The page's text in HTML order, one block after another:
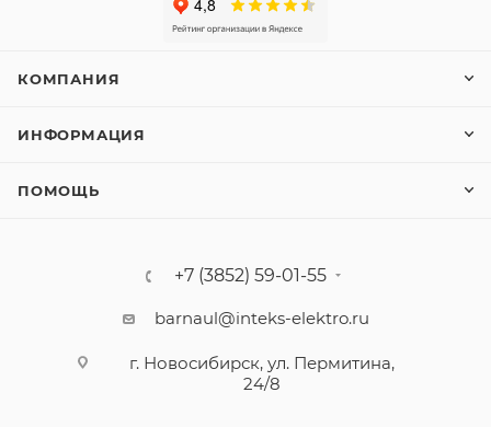
КОМПАНИЯ
ИНФОРМАЦИЯ
ПОМОЩЬ
+7 (3852) 59-01-55
barnaul@inteks-elektro.ru
г. Новосибирск, ул. Пермитина,
24/8